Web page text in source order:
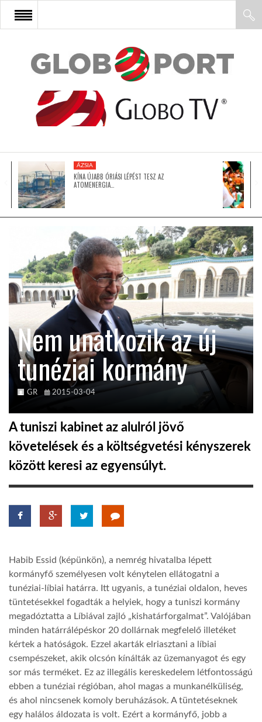
FŐOLDAL
AFRIKA
ÁZSIA
LATIN-AMERIKA
KÖZEL-KELET
AUSZTRÁLIA
A VILÁG ITTHON
HÍR3D
GLOBOTV
AFRIKA TUDÁSTÁR
A NAP SZÉPE
LINKTR.EE
ÁZSIA
KÍNA ÚJABB ÓRIÁSI LÉPÉST TESZ AZ
ATOMENERGIA…
Nem unatkozik az új
tunéziai kormány
GR 2015-03-04
A tuniszi kabinet az alulról jövő
követelések és a költségvetési kényszerek
között keresi az egyensúlyt.
Habib Essid (képünkön), a nemrég hivatalba lépett
kormányfő személyesen volt kénytelen ellátogatni a
tunéziai-líbiai határra. Itt ugyanis, a tunéziai oldalon, heves
tüntetésekkel fogadták a helyiek, hogy a tuniszi kormány
megadóztatta a Líbiával zajló „kishatárforgalmat”. Valójában
minden határrálépéskor 20 dollárnak megfelelő illetéket
kértek a hatóságok. Ezzel akarták elriasztani a líbiai
csempészeket, akik olcsón kínálták az üzemanyagot és egy
sor más terméket. Ez az illegális kereskedelem létfontosságú
ebben a tunéziai régióban, ahol magas a munkanélküliség,
és ahol nincsenek komoly beruházások. A tüntetéseknek
egy halálos áldozata is volt. Ezért a kormányfő, jobb a